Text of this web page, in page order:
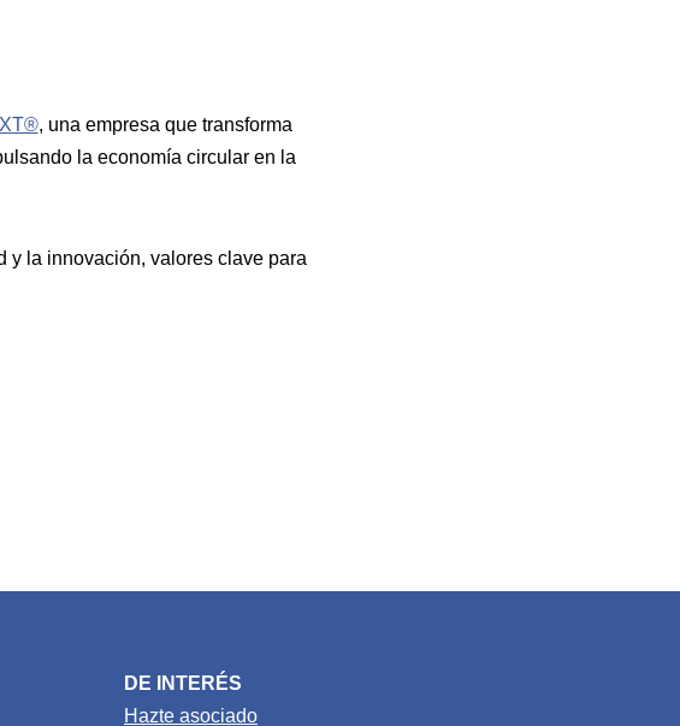
, una empresa que transforma
la economía circular en la
y la innovación, valores clave para
DE INTERÉS
Hazte asociado